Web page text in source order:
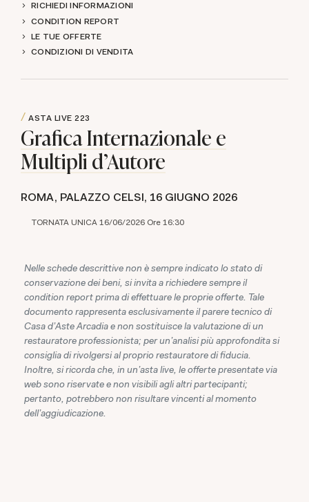
RICHIEDI INFORMAZIONI
CONDITION REPORT
LE TUE OFFERTE
CONDIZIONI DI VENDITA
ASTA LIVE 223
Grafica Internazionale e
Multipli d'Autore
ROMA, PALAZZO CELSI, 16 GIUGNO 2026
TORNATA UNICA 16/06/2026 Ore 16:30
Nelle schede descrittive non è sempre indicato lo stato di
conservazione dei beni, si invita a richiedere sempre il
condition report prima di effettuare le proprie offerte. Tale
documento rappresenta esclusivamente il parere tecnico di
Casa d'Aste Arcadia e non sostituisce la valutazione di un
restauratore professionista; per un'analisi più approfondita si
consiglia di rivolgersi al proprio restauratore di fiducia.
Inoltre, si ricorda che, in un'asta live, le offerte presentate via
web sono riservate e non visibili agli altri partecipanti;
pertanto, potrebbero non risultare vincenti al momento
dell'aggiudicazione.